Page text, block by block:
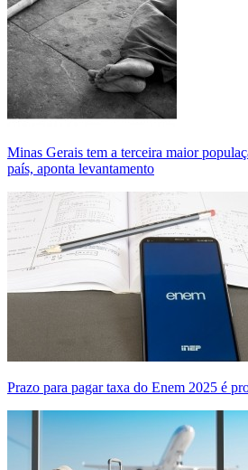
Minas Gerais tem a terceira maior
país, aponta levantamento
Prazo para pagar taxa do Enem 2025 é